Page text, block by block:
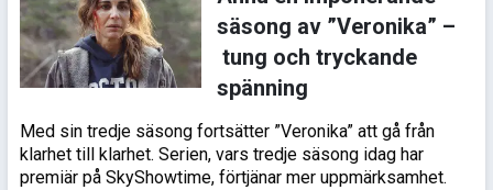
säsong av ”Veronika” –
tung och tryckande
spänning
Med sin tredje säsong fortsätter ”Veronika” att gå från
klarhet till klarhet. Serien, vars tredje säsong idag har
premiär på SkyShowtime, förtjänar mer uppmärksamhet.